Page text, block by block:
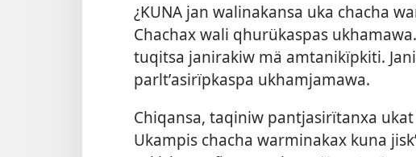
¿KUNA jan walinakansa uka chacha
Chachax wali qhurükaspas
tuqitsa janirakiw mä amtanikïpkiti.
parltʼasirïpkaspa ukhamjamawa.
Chiqansa, taqiniw pantjasirïtanxa
Ukampis chacha warminakax kuna